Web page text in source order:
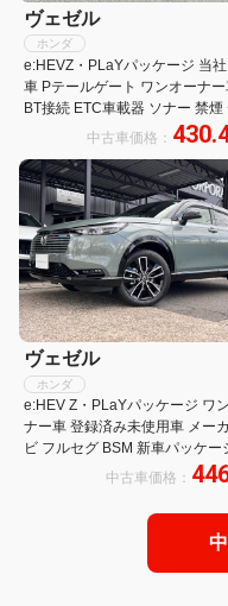
ヴェゼル
ホンダ
e:HEVZ・PLaYパッケージ 当
車 Pテールゲート ワンオーナ
BT接続 ETC車載器 ソナー 禁煙
カー LEDライト Dレコ リヤカ
タ 盗難防止装置 フルセグテレ
中古車価格：
ヴェゼル
ホンダ
e:HEV Z・PLaYパッケージ ワ
ナー車 登録済み未使用車 メー
ビ フルセグ BSM 新車パッケー
装グレージュ パワーバックド
ザーシート 新車取説 保証書 ス
中古車価格：